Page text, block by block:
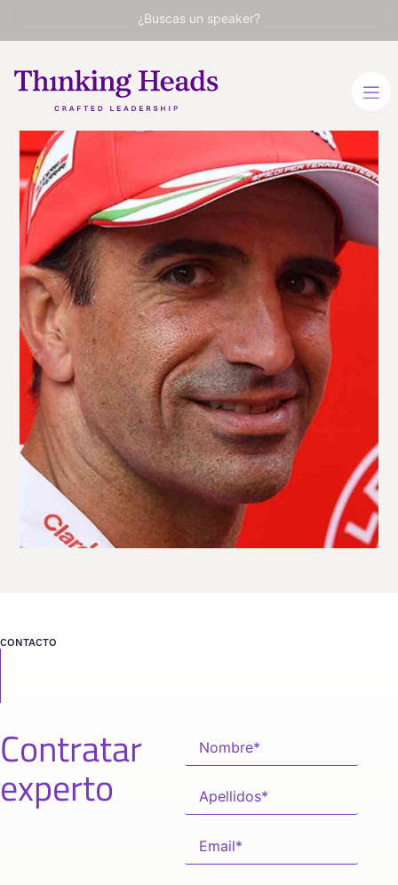
¿Buscas un speaker?
Marc Gené
Piloto de Formula 1. Primer
español en ganar las 24
Horas de Le Mans
CATALÁN
ESPAÑOL
FRANCÉS
FRANCÉS
INGLÉS
ITALIANO
ITALIANO
VER PERFIL
Viaja
desde
ESPAÑA
BARCELONA
CONTACTO
Contratar
experto